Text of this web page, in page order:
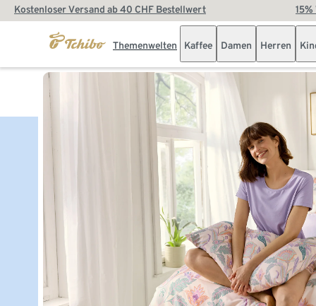
Kostenloser Versand ab 40 CHF Bestellwert
Themenwelten Kaffee Damen Herren